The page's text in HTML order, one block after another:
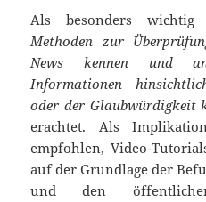
Als besonders
Methoden zur
News kennen und
Informationen
oder der Glaubwürdigkeit
erachtet. Als
empfohlen, Video-
auf der Grundlage der
und den